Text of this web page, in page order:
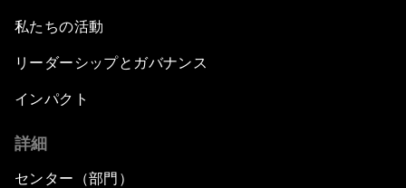
私たちの活動
リーダーシップとガバナンス
インパクト
詳細
センター（部門）